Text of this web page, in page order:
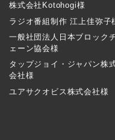
株式会社Kotohogi様
ラジオ番組制作 江上佳弥子
一般社団法人日本ブロック
ェーン協会様
タップジョイ・ジャパン株
会社様
ユアサクオビス株式会社様